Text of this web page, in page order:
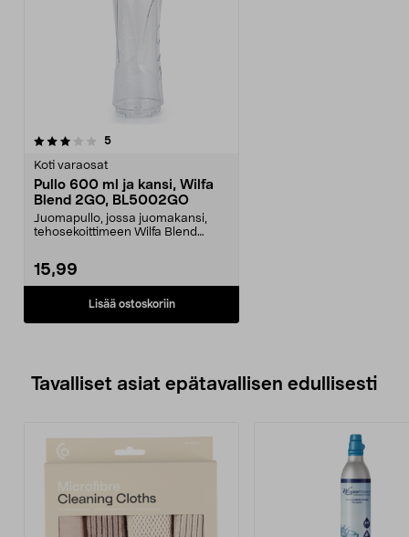
5arvostelut
Koti varaosat
Pullo 600 ml ja kansi, Wilfa
Blend 2GO, BL5002GO
Juomapullo, jossa juomakansi,
tehosekoittimeen Wilfa Blend
15,99
Lisää ostoskoriin
Tavalliset asiat epätavallisen edullisesti